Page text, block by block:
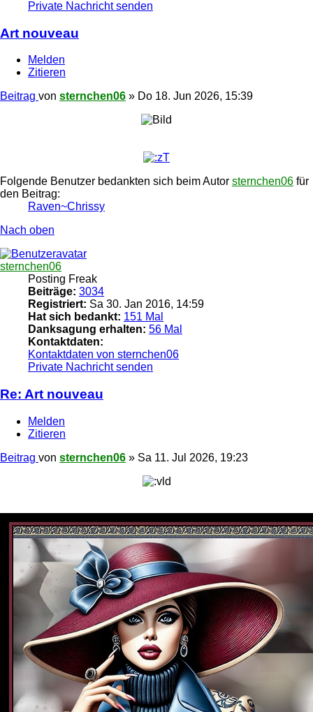
Private Nachricht senden
Art nouveau
Melden
Zitieren
Beitrag von sternchen06 » Do 18. Jun 2026, 15:39
Folgende Benutzer bedankten sich beim Autor sternchen06 für
den Beitrag:
Raven~Chrissy
Nach oben
sternchen06
Posting Freak
Beiträge: 3034
Registriert: Sa 30. Jan 2016, 14:59
Hat sich bedankt: 151 Mal
Danksagung erhalten: 56 Mal
Kontaktdaten:
Kontaktdaten von sternchen06
Private Nachricht senden
Re: Art nouveau
Melden
Zitieren
Beitrag von sternchen06 » Sa 11. Jul 2026, 19:23